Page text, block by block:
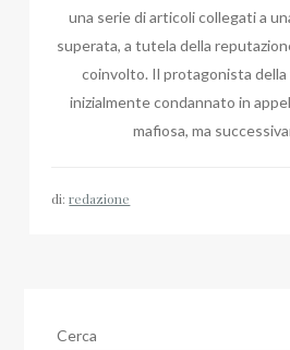
una serie di articoli collegati a
superata, a tutela della
coinvolto. Il protagonista
inizialmente condannato in
mafiosa, ma
di:redazione
Cerca